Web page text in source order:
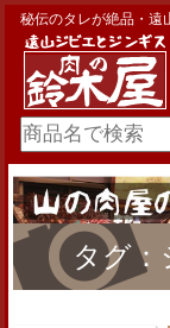
秘伝のタレが絶品・遠
タグ